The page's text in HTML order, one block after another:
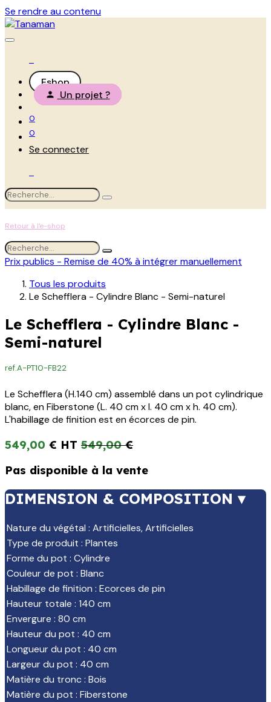
Se rendre au contenu
Eshop
Un projet ?
0
0
Se connecter
Retour à l'e-shop
Prix publics - Remise de 40% à intégrer manuellement
Tous les produits
Le Schefflera - Cylindre Blanc - Semi-naturel
Le Schefflera - Cylindre Blanc -
Semi-naturel
ref.A-PT10-FB22
Le Schefflera (H.140 cm) assemblé dans un pot cylindrique
blanc, en Fiberstone (L. 40 cm x l. 40 cm x h. 40 cm).
L'habillage de finition est en écorces de pin.
549,00 € 549,00€
Pas disponible à la vente
DIMENSION & COMPOSITION ▾
Nature du végétal : Artificielles,Artificielles
Type de produit : Plantes
Forme du pot : Cylindre
Couleur de pot : Blanc
Habillage de finition : Ecorces de pin
Hauteur totale : 140 cm
Envergure : 80 cm
Hauteur du pot : 40 cm
Longueur du pot : 40 cm
Largeur du pot : 40 cm
Matière du tronc: Bois
Matière du pot : Fiberstone